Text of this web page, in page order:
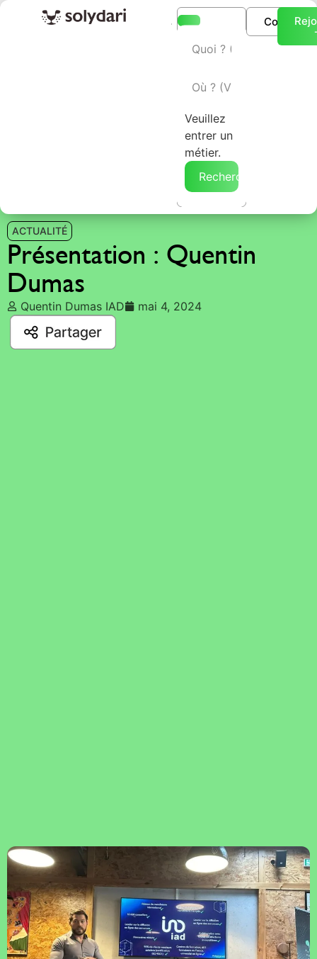
Veuillez
entrer un
métier.
Rechercher →
ACTUALITÉ
Présentation : Quentin
Dumas
Quentin Dumas IAD mai 4, 2024